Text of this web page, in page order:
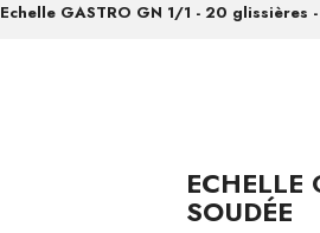
Echelle GASTRO GN 1/1 - 20 glissières
ECHELLE
SOUDÉE